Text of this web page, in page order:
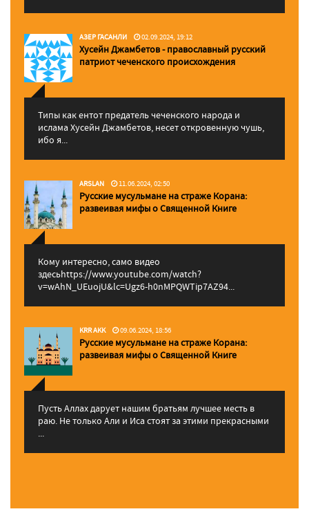
АЗЕР ГАСАНЛИ 02.09.2024, 19:12
Хусейн Джамбетов - православный русский
патриот чеченского происхождения
Типы как ентот предатель чеченского народа и
ислама Хусейн Джамбетов, несет откровенную чушь,
ибо я...
ARSLAN 11.06.2024, 02:50
Русские мусульмане на страже Корана:
pазвеивая мифы о Священной Книге
Кому интересно, само видео
здесьhttps://www.youtube.com/watch?
v=wAhN_UEuojU&lc=Ugz6-h0nMPQWTip7AZ94...
KRR AKK 09.06.2024, 18:56
Русские мусульмане на страже Корана:
pазвеивая мифы о Священной Книге
Пусть Аллах дарует нашим братьям лучшее месть в
раю. Не только Али и Иса стоят за этими прекрасными
...